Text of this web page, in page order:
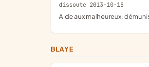
dissoute 2013-10-18
aide aux malheureux,
BLAYE